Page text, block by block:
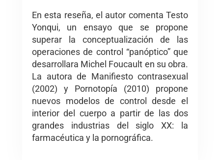
En esta reseña, el autor comenta Testo
Yonqui, un ensayo que se propone
superar la conceptualización de las
operaciones de control “panóptico” que
desarrollara Michel Foucault en su obra.
La autora de Manifiesto contrasexual
(2002) y Pornotopía (2010) propone
nuevos modelos de control desde el
interior del cuerpo a partir de las dos
grandes industrias del siglo XX: la
farmacéutica y la pornográfica.